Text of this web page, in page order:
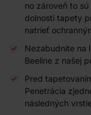
no zároveň to
dolnosti tapety
natrieť
Nezabudnite na
Beeline z našej
Pred
Penetrácia
následných